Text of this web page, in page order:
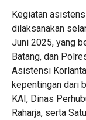
Kegiatan
dilaksanakan
Juni 2025, yang
Batang, dan
Asistensi
kepentingan dari
KAI, Dinas
Raharja, serta